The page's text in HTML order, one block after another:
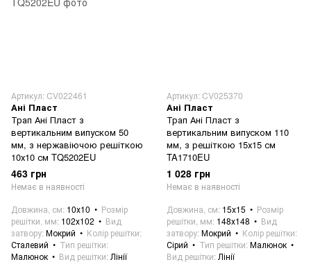
Артикул: CV022461
Ані Пласт
Трап Ані Пласт з
вертикальним випуском 50
мм, з нержавіючою решіткою
10х10 см TQ5202EU
463 грн
Немає в наявності
Довжина, см 10х10
Розмір
решітки, мм 102х102
Вид
затвору Мокрий
Колір решітки
Сталевий
Тип решітки
Малюнок
Вид решітки Лінії
Артикул: CV025370
Ані Пласт
Трап Ані Пласт з
вертикальним випуском 110
мм, з решіткою 15х15 см
TA1710EU
1 028 грн
Немає в наявності
Довжина, см 15х15
Розмір
решітки, мм 148х148
Вид
затвору Мокрий
Колір решітки
Сірий
Тип решітки Малюнок
Вид решітки Лінії